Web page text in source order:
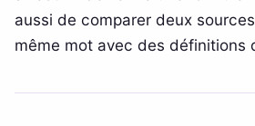
aussi de comparer deux
même mot avec des définitions